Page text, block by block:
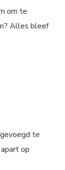
om te
Alles bleef
te
op